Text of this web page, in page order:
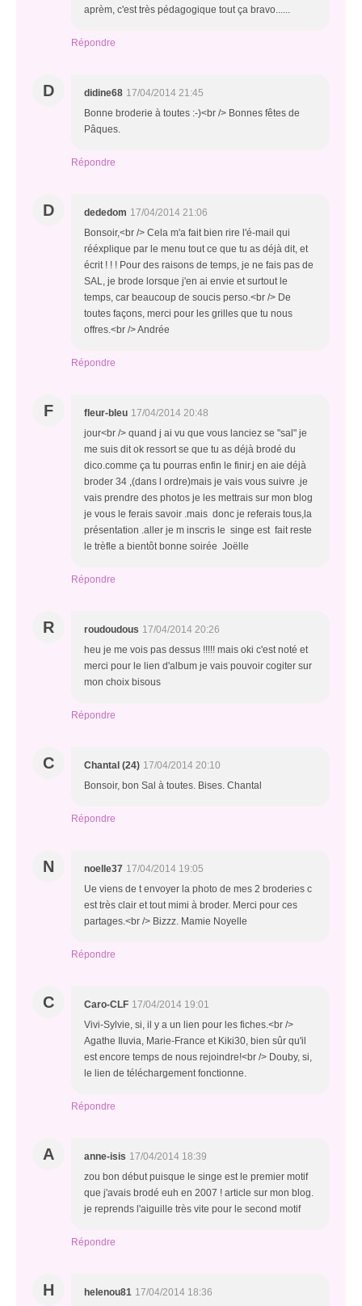
aprèm, c'est très pédagogique tout ça bravo......
Répondre
D didine68 17/04/2014 21:45
Bonne broderie à toutes :-)<br /> Bonnes fêtes de
Pâques.
Répondre
D dededom 17/04/2014 21:06
Bonsoir,<br /> Cela m'a fait bien rire l'é-mail qui
rééxplique par le menu tout ce que tu as déjà dit, et
écrit ! ! ! Pour des raisons de temps, je ne fais pas de
SAL, je brode lorsque j'en ai envie et surtout le
temps, car beaucoup de soucis perso.<br /> De
toutes façons, merci pour les grilles que tu nous
offres.<br /> Andrée
Répondre
F fleur-bleu 17/04/2014 20:48
jour<br /> quand j ai vu que vous lanciez se "sal" je
me suis dit ok ressort se que tu as déjà brodé du
dico.comme ça tu pourras enfin le finir.j en aie déjà
broder 34 ,(dans l ordre)mais je vais vous suivre .je
vais prendre des photos je les mettrais sur mon blog
je vous le ferais savoir .mais donc je referais tous,la
présentation .aller je m inscris le singe est fait reste
le trèfle a bientôt bonne soirée Joëlle
Répondre
R roudoudous 17/04/2014 20:26
heu je me vois pas dessus !!!!! mais oki c'est noté et
merci pour le lien d'album je vais pouvoir cogiter sur
mon choix bisous
Répondre
C Chantal (24) 17/04/2014 20:10
Bonsoir, bon Sal à toutes. Bises. Chantal
Répondre
N noelle37 17/04/2014 19:05
Ue viens de t envoyer la photo de mes 2 broderies c
est très clair et tout mimi à broder. Merci pour ces
partages.<br /> Bizzz. Mamie Noyelle
Répondre
C Caro-CLF 17/04/2014 19:01
Vivi-Sylvie, si, il y a un lien pour les fiches.<br />
Agathe Iluvia, Marie-France et Kiki30, bien sûr qu'il
est encore temps de nous rejoindre!<br /> Douby, si,
le lien de téléchargement fonctionne.
Répondre
A anne-isis 17/04/2014 18:39
zou bon début puisque le singe est le premier motif
que j'avais brodé euh en 2007 ! article sur mon blog.
je reprends l'aiguille très vite pour le second motif
Répondre
H helenou81 17/04/2014 18:36